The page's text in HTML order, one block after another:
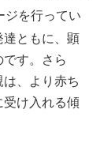
ジを行ってい
達ともに、顕
す。さら
、より赤ち
け入れる傾